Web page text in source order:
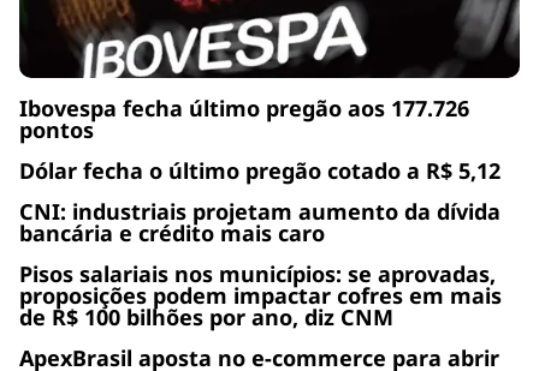
Ibovespa fecha último pregão aos 177.726
pontos
Dólar fecha o último pregão cotado a R$ 5,12
CNI: industriais projetam aumento da dívida
bancária e crédito mais caro
Pisos salariais nos municípios: se aprovadas,
proposições podem impactar cofres em mais
de R$ 100 bilhões por ano, diz CNM
ApexBrasil aposta no e-commerce para abrir